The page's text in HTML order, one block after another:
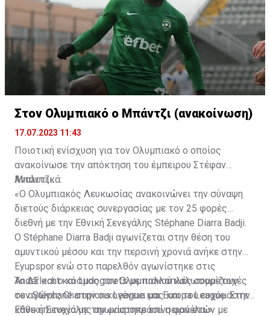
Στον Ολυμπιακό ο Μπάντζι (ανακοίνωση)
17.07.2023 11:43
Ποιοτική ενίσχυση για τον Ολυμπιακό ο οποίος
ανακοίνωσε την απόκτηση του έμπειρου Στέφαν
Μπάντζι.
Αναλυτικά:
«Ο Ολυμπιακός Λευκωσίας ανακοινώνει την σύναψη
διετούς διάρκειας συνεργασίας με τον 25 φορές
διεθνή με την Εθνική Σενεγάλης Stéphane Diarra Badji.
Ο Stéphane Diarra Badji αγωνίζεται στην θέση του
αμυντικού μέσου και την περσινή χρονιά ανήκε στην
Eyupspor ενώ στο παρελθόν αγωνίστηκε στις
Anderlecht και Ludogorets με πολλαπλές συμμετοχές
σε αγώνες Champions League και Europa League. Στην
Εθνική Σενεγάλης αγωνίστηκε επί σειρά ετών με
Το ΔΣ και ο κόσμος του Ολυμπιακού καλωσορίζουν
τον Stéphane στην οικογένεια μας και του ευχόμαστε
κάθε επιτυχία με την μαυροπράσινη φανέλα.»